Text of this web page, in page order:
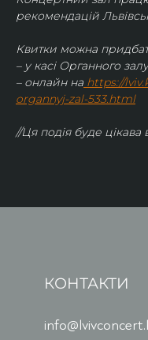
рекомендацій
Квитки можна
– у касі Органного
– онлайн на https://
organnyj-zal-533.html
//Ця подія буде цікава
КОНТАКТИ